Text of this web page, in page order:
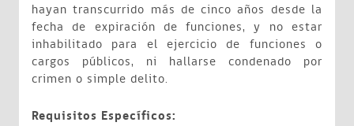
hayan transcurrido más de cinco años desde la
fecha de expiración de funciones, y no estar
inhabilitado para el ejercicio de funciones o
cargos públicos, ni hallarse condenado por
crimen o simple delito.
Requisitos Específicos: